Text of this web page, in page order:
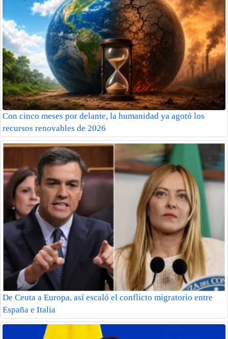
Con cinco meses por delante, la humanidad ya agotó los
recursos renovables de 2026
De Ceuta a Europa, así escaló el conflicto migratorio entre
España e Italia